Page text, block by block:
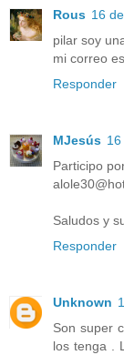
Rous 16
pilar soy
mi correo
Responder
MJesús
Participo
Saludos y
Responder
Unknown
Son super
los tenga .